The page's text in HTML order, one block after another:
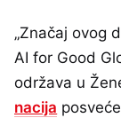
„Značaj ovog
AI for Good
održava u
nacija